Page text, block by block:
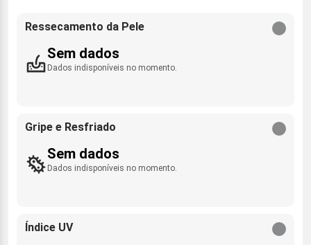
Ressecamento da Pele
Sem dados
Dados indisponíveis no momento.
Gripe e Resfriado
Sem dados
Dados indisponíveis no momento.
Índice UV